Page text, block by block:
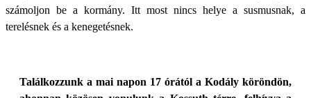
számoljon be a kormány. Itt most nincs helye a susmusnak, a
terelésnek és a kenegetésnek.
Találkozzunk a mai napon 17 órától a Kodály köröndön,